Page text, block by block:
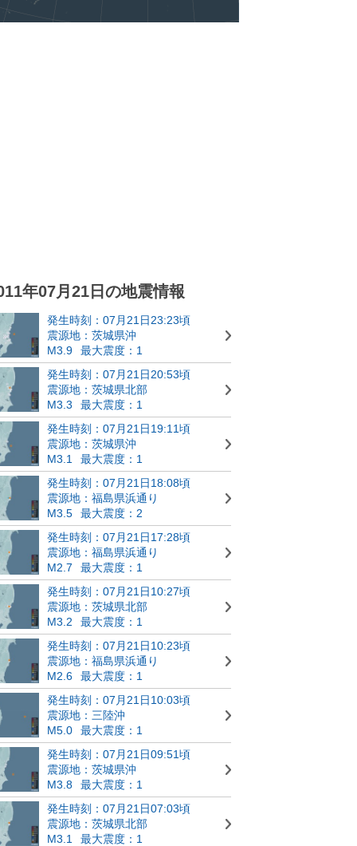
年07月21日の地震情報
発生時刻：07月21日23:23頃
震源地：茨城県沖
M3.9
最大震度：1
発生時刻：07月21日20:53頃
震源地：茨城県北部
M3.3
最大震度：1
発生時刻：07月21日19:11頃
震源地：茨城県沖
M3.1
最大震度：1
発生時刻：07月21日18:08頃
震源地：福島県浜通り
M3.5
最大震度：2
発生時刻：07月21日17:28頃
震源地：福島県浜通り
M2.7
最大震度：1
発生時刻：07月21日10:27頃
震源地：茨城県北部
M3.2
最大震度：1
発生時刻：07月21日10:23頃
震源地：福島県浜通り
M2.6
最大震度：1
発生時刻：07月21日10:03頃
震源地：三陸沖
M5.0
最大震度：1
発生時刻：07月21日09:51頃
震源地：茨城県沖
M3.8
最大震度：1
発生時刻：07月21日07:03頃
震源地：茨城県北部
M3.1
最大震度：1